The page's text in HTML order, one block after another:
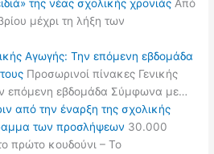
της νέας σχολικής χρονιάς Από
μέχρι τη λήξη των
Αγωγής: Την επόμενη εβδομάδα
Προσωρινοί πίνακες Γενικής
επόμενη εβδομάδα Σύμφωνα με…
από την έναρξη της σχολικής
των προσλήψεων 30.000
πρώτο κουδούνι – Το